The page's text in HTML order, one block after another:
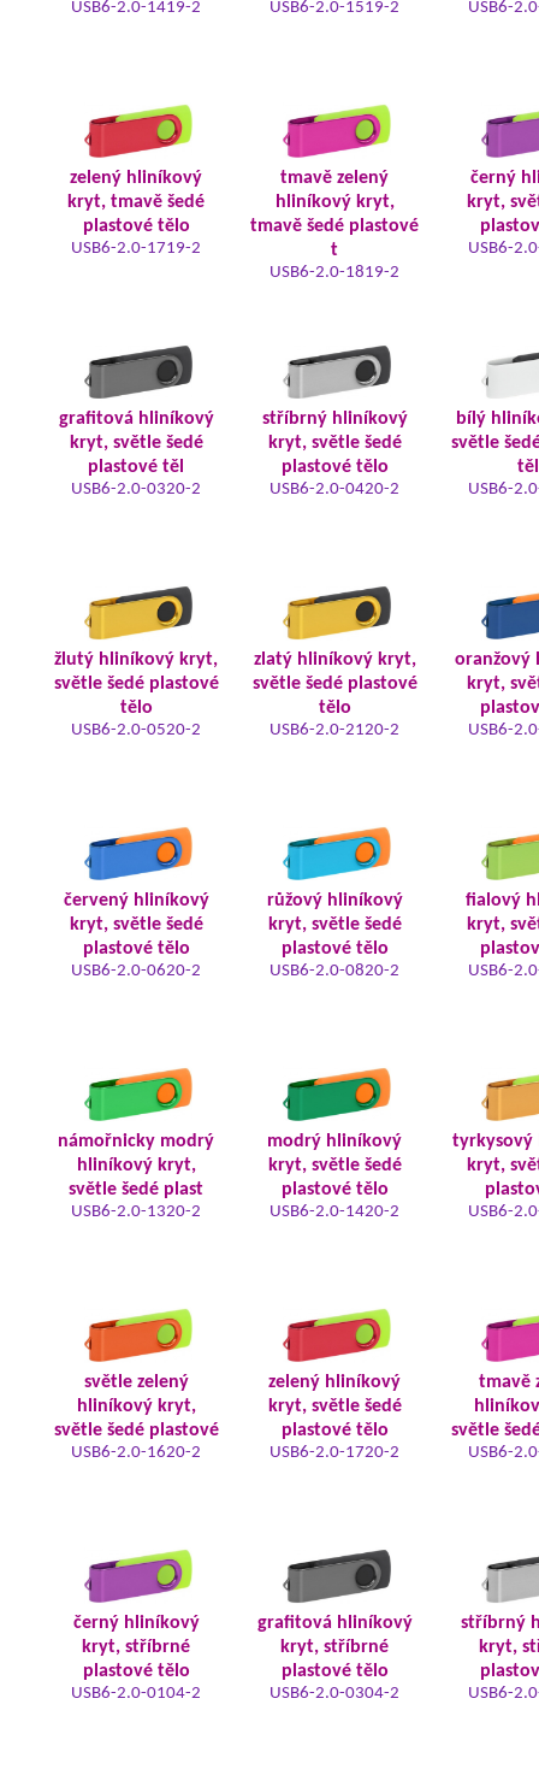
USB6-2.0-1419-2 USB6-2.0-1519-2 USB6-
zelený hliníkový
kryt, tmavě šedé
plastové tělo
USB6-2.0-1719-2
tmavě zelený
hliníkový kryt,
tmavě šedé plastové
t
USB6-2.0-1819-2
černý
kryt,
USB6-
grafitová hliníkový
kryt, světle šedé
plastové těl
USB6-2.0-0320-2
stříbrný hliníkový
kryt, světle šedé
plastové tělo
USB6-2.0-0420-2
bílý
světle
USB6-
žlutý hliníkový kryt,
světle šedé plastové
tělo
USB6-2.0-0520-2
zlatý hliníkový kryt,
světle šedé plastové
tělo
USB6-2.0-2120-2
oranžový
kryt,
USB6-
červený hliníkový
kryt, světle šedé
plastové tělo
USB6-2.0-0620-2
růžový hliníkový
kryt, světle šedé
plastové tělo
USB6-2.0-0820-2
fialový
kryt,
USB6-
námořnicky modrý
hliníkový kryt,
světle šedé plast
USB6-2.0-1320-2
modrý hliníkový
kryt, světle šedé
plastové tělo
USB6-2.0-1420-2
tyrkysový
kryt,
USB6-
světle zelený
hliníkový kryt,
světle šedé plastové
USB6-2.0-1620-2
zelený hliníkový
kryt, světle šedé
plastové tělo
USB6-2.0-1720-2
tmavě
světle
USB6-
černý hliníkový
kryt, stříbrné
plastové tělo
USB6-2.0-0104-2
grafitová hliníkový
kryt, stříbrné
plastové tělo
USB6-2.0-0304-2
stříbrný
kryt,
USB6-